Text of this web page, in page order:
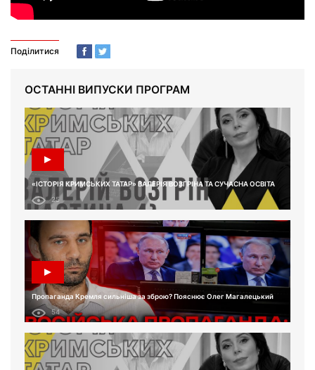
Поділитися
ОСТАННІ ВИПУСКИ ПРОГРАМ
«ІСТОРІЯ КРИМСЬКИХ ТАТАР» ВАЛЕРІЯ ВОЗГРІНА ТА СУЧАСНА ОСВІТА
25
Пропаганда Кремля сильніша за зброю? Пояснює Олег Магалецький
54